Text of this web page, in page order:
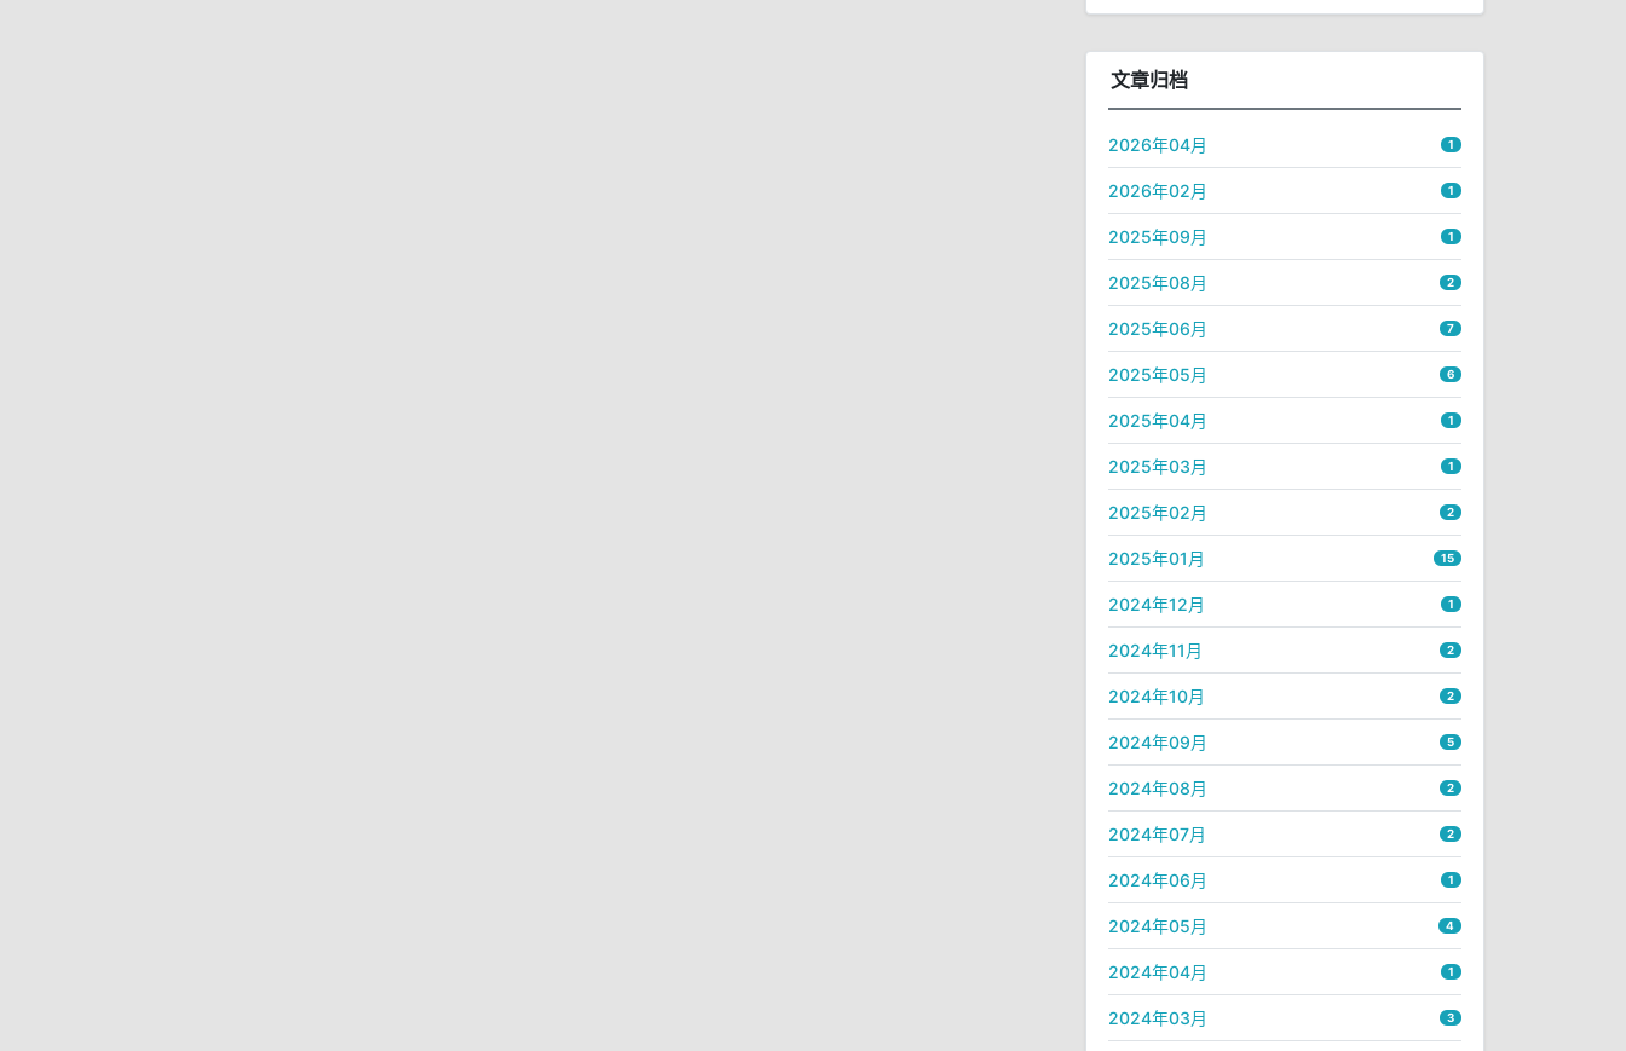
文章归档
2026年04月 1
2026年02月 1
2025年09月 1
2025年08月 2
2025年06月 7
2025年05月 6
2025年04月 1
2025年03月 1
2025年02月 2
2025年01月 15
2024年12月 1
2024年11月 2
2024年10月 2
2024年09月 5
2024年08月 2
2024年07月 2
2024年06月 1
2024年05月 4
2024年04月 1
2024年03月 3